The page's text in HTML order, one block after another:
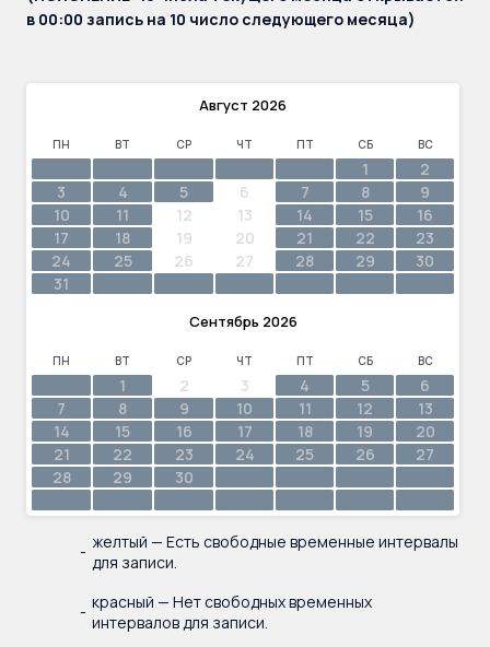
в 00:00 запись на 10 число следующего месяца)
Август 2026
ПН ВТ СР ЧТ ПТ СБ ВС
1
2
3
4 5 6 7 8
9
10
11 12 13 14 15
16
17
18 19 20 21 22
23
24
25 26 27 28 29
30
31
Сентябрь 2026
ПН ВТ СР ЧТ ПТ СБ ВС
1 2 3 4 5
6
7
8 9 10 11 12
13
14
15 16 17 18 19
20
21
22 23 24 25 26
27
28
29 30
- желтый — Есть свободные временные интервалы
для записи.
- красный — Нет свободных временных
интервалов для записи.